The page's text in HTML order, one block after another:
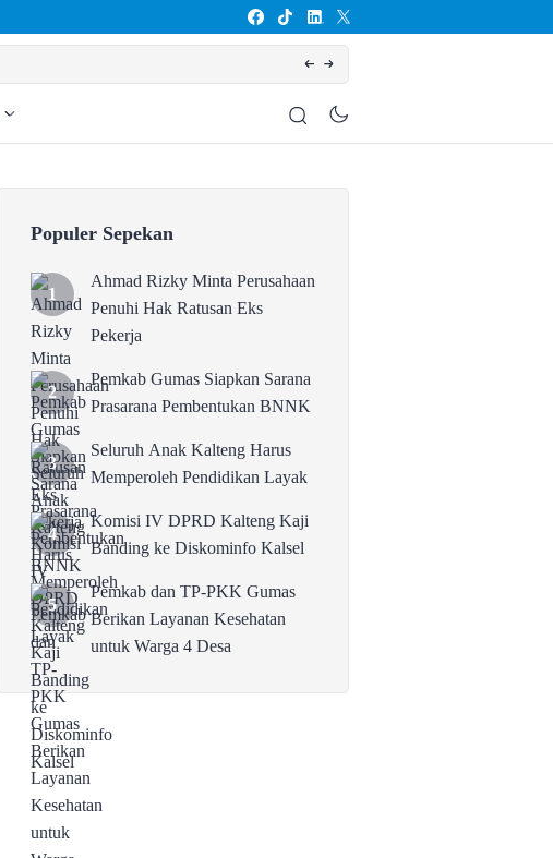
Seluruh Anak Kalteng Harus Memperoleh
Populer Sepekan
Ahmad Rizky Minta Perusahaan
Penuhi Hak Ratusan Eks
Pekerja
Pemkab Gumas Siapkan Sarana
Prasarana Pembentukan BNNK
Seluruh Anak Kalteng Harus
Memperoleh Pendidikan Layak
Komisi IV DPRD Kalteng Kaji
Banding ke Diskominfo Kalsel
Pemkab dan TP-PKK Gumas
Berikan Layanan Kesehatan
untuk Warga 4 Desa